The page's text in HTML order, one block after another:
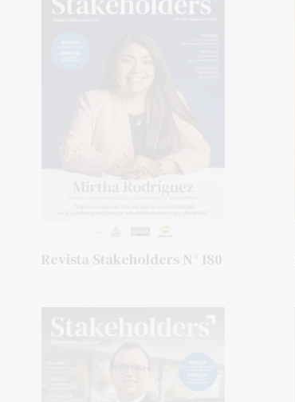
Revista Stakeholders N° 180